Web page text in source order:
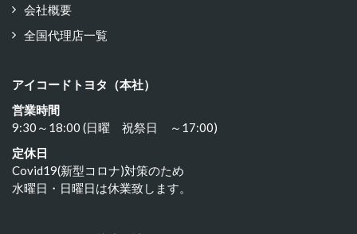
会社概要
全国代理店一覧
アイコードトヨタ（本社）
営業時間
9:30～18:00 (日曜 祝祭日 ～17:00)
定休日
Covid19(新型コロナ)対策のため
水曜日・日曜日は休業致します。